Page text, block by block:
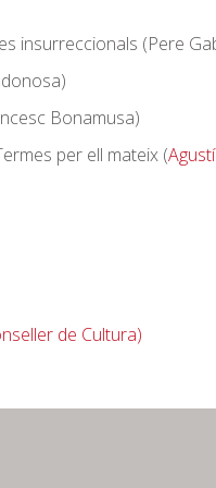
insurreccionals (Pere
Bonamusa)
per ell mateix (Agustí
de Cultura)